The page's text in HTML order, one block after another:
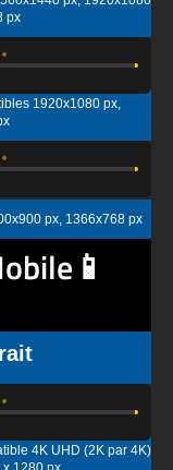
1920x1080 px,
px, 1366x768 px
4K UHD (2K par 4K)
1280 px